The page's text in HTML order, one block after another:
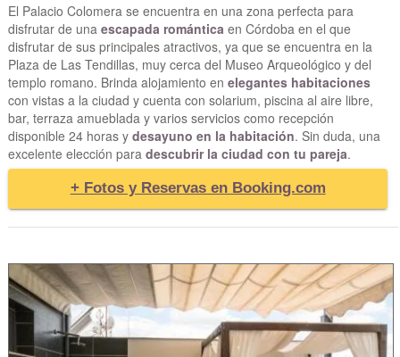
El Palacio Colomera se encuentra en una zona perfecta para
disfrutar de una escapada romántica en Córdoba en el que
disfrutar de sus principales atractivos, ya que se encuentra en la
Plaza de Las Tendillas, muy cerca del Museo Arqueológico y del
templo romano. Brinda alojamiento en elegantes habitaciones
con vistas a la ciudad y cuenta con solarium, piscina al aire libre,
bar, terraza amueblada y varios servicios como recepción
disponible 24 horas y desayuno en la habitación. Sin duda, una
excelente elección para descubrir la ciudad con tu pareja.
+ Fotos y Reservas en Booking.com